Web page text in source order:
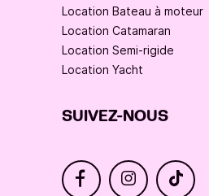
Location Bateau à moteur
Location Catamaran
Location Semi-rigide
Location Yacht
SUIVEZ-NOUS